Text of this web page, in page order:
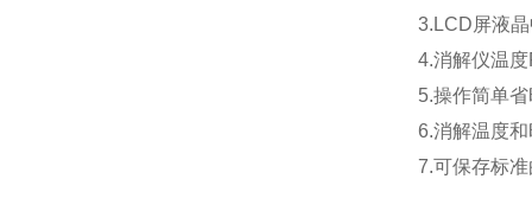
3.LCD屏液
4.消解仪温
5.操作简单
6.消解温度
7.可保存标